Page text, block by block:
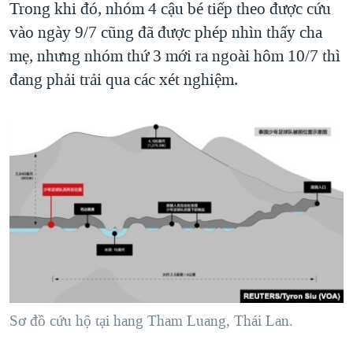
Trong khi đó, nhóm 4 cậu bé tiếp theo được cứu
vào ngày 9/7 cũng đã được phép nhìn thấy cha
mẹ, nhưng nhóm thứ 3 mới ra ngoài hôm 10/7 thì
đang phải trải qua các xét nghiệm.
Sơ đồ cứu hộ tại hang Tham Luang, Thái Lan.